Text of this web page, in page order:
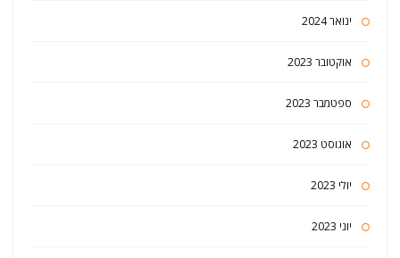
ינואר 2024
אוקטובר 2023
ספטמבר 2023
אוגוסט 2023
יולי 2023
יוני 2023